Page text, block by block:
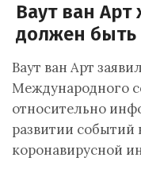
Ваут ван Арт
должен быть
Ваут ван Арт
Международного
относительно
развитии событий
коронавирусной